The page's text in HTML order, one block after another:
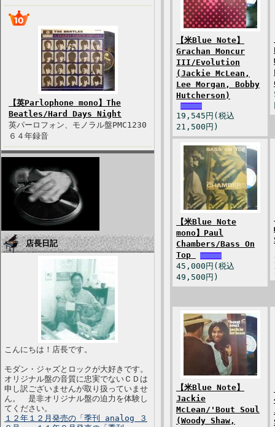
【英Parlophone mono】The
Beatles/Hard Days Night
英パーロフォン、モノラル盤PMC1230
６４年録音
店長日記
こんにちは！店長です。
モダン・ジャズとロックが大好きです。
オリジナル盤の音質に忠実でないＣＤは
申し訳ございませんが取り扱っていませ
ん。 是非オリジナル盤の迫力を体験し
てください。
１２年１２月発売の「季刊 analog ３
【米Blue Note】
Grachan Moncur
III/Evolution
(Jackie McLean,
Lee Morgan, Bobby
Hutcherson)
19,545円(税込
21,500円)
【米Blue Note
mono】Paul
Chambers/Bass On
Top
45,000円(税込
49,500円)
【米Blue Note】
Jackie
McLean/'Bout Soul
(Woody Shaw,